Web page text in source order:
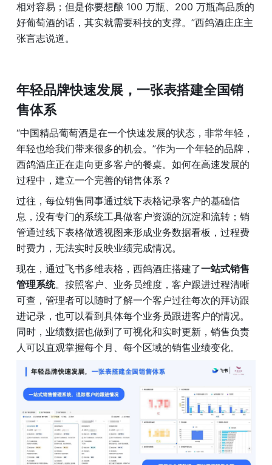
相对容易；但是你要想酿 100 万瓶、200 万瓶高品质的
好葡萄酒的话，其实就需要科技的支撑。”西鸽酒庄庄主
张言志说道。
年轻品牌快速发展，一张表搭建全国销
售体系
“中国精品葡萄酒是在一个快速发展的状态，非常年轻，
年轻也给我们带来很多的机会。”作为一个年轻的品牌，
西鸽酒庄正在走向更多客户的餐桌。如何在高速发展的
过程中，建立一个完善的销售体系？
过往，每位销售同事通过线下表格记录客户的基础信
息，没有专门的系统工具做客户资源的沉淀和流转；销
管通过线下表格做透视图来形成业务数据看板，过程费
时费力，无法实时反映业绩完成情况。
现在，通过飞书多维表格，西鸽酒庄搭建了一站式销售
管理系统。按照客户、业务员维度，客户跟进过程清晰
可查，管理者可以随时了解一个客户过往每次的拜访跟
进记录，也可以看到具体每个业务员跟进客户的情况。
同时，业绩数据也做到了可视化和实时更新，销售负责
人可以直观掌握每个月、每个区域的销售业绩变化。